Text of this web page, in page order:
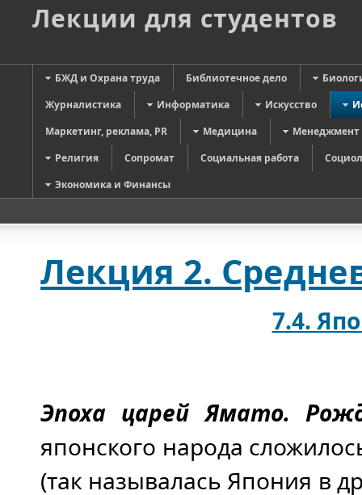
Лекции для студентов
БЖД и Охрана труда Библиотечное дело
Журналистика
Информатика Искусство
Маркетинг, реклама, PR
Медицина
Менеджмент
Религия
Сопромат Социальная работа
Экономика и Финансы
Лекция 2.
7.4.
Эпоха царей Ямато.
японского народа
(так называлась Япония в